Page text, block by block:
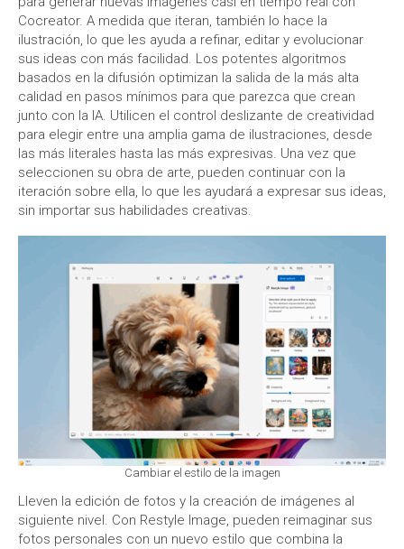
Cocreator. A medida que iteran, también lo hace la
ilustración, lo que les ayuda a refinar, editar y evolucionar
sus ideas con más facilidad. Los potentes algoritmos
basados en la difusión optimizan la salida de la más alta
calidad en pasos mínimos para que parezca que crean
junto con la IA. Utilicen el control deslizante de creatividad
para elegir entre una amplia gama de ilustraciones, desde
las más literales hasta las más expresivas. Una vez que
seleccionen su obra de arte, pueden continuar con la
iteración sobre ella, lo que les ayudará a expresar sus ideas,
sin importar sus habilidades creativas.
Cambiar el estilo de la imagen
Lleven la edición de fotos y la creación de imágenes al
siguiente nivel. Con Restyle Image, pueden reimaginar sus
fotos personales con un nuevo estilo que combina la